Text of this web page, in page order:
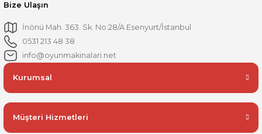
Bize Ulaşın
İnönü Mah. 363. Sk. No:28/A Esenyurt/İstanbul
0531 213 48 38
info@oyunmakinalari.net
Kurumsal
Müşteri Hizmetleri